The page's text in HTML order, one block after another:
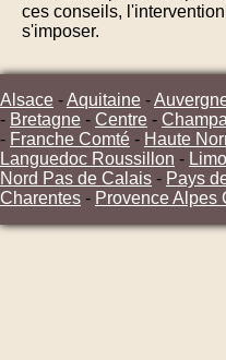
ces conseils,
s'imposer.
Alsace -Aquitaine -
- Bretagne - Centre -
- Franche Comté - Haute
Languedoc Roussillon -
Nord Pas de Calais - Pays
Charentes - Provence Alpes